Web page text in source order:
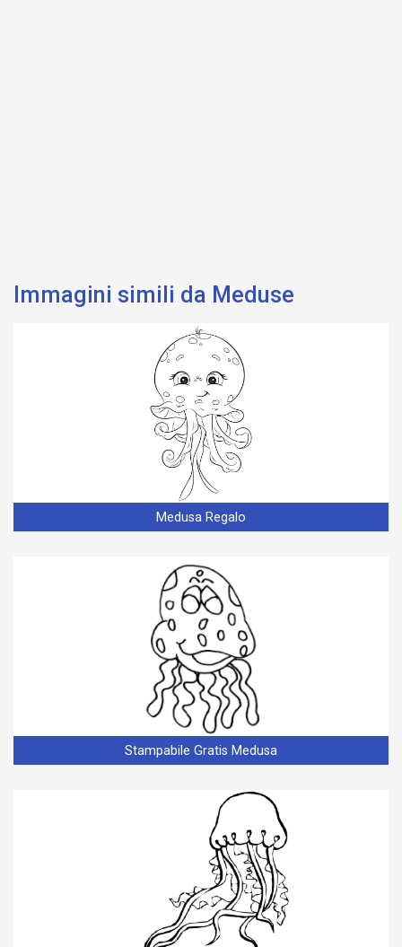
Immagini simili da Meduse
Medusa Regalo
Stampabile Gratis Medusa